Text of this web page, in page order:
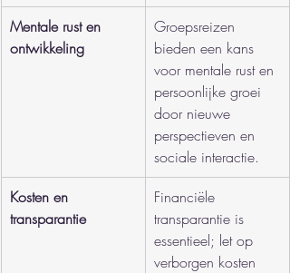
Mentale rust en
ontwikkeling
Groepsreizen
bieden een kans
voor mentale rust en
persoonlijke groei
door nieuwe
perspectieven en
sociale interactie.
Kosten en
transparantie
Financiële
transparantie is
essentieel; let op
verborgen kosten